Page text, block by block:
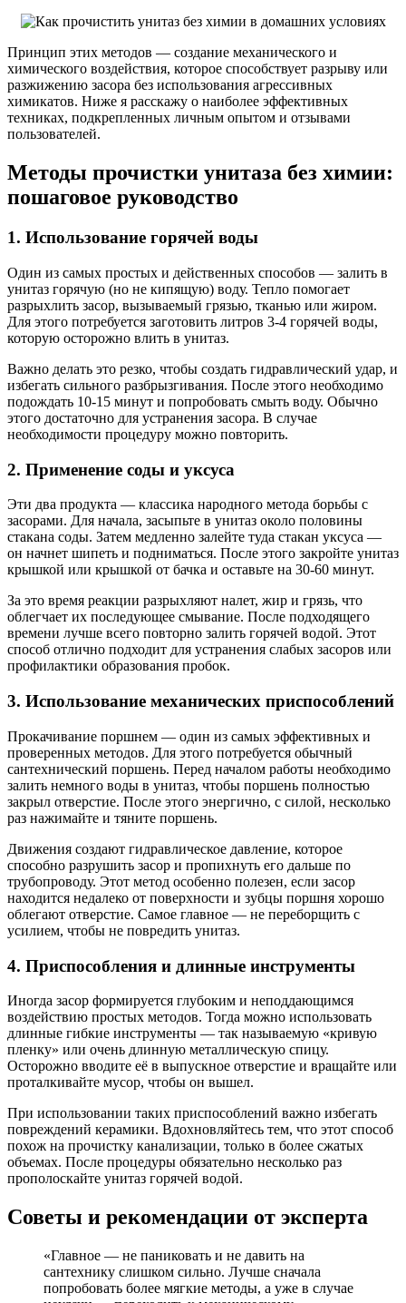
Принцип этих методов — создание механического и
химического воздействия, которое способствует разрыву или
разжижению засора без использования агрессивных
химикатов. Ниже я расскажу о наиболее эффективных
техниках, подкрепленных личным опытом и отзывами
пользователей.
Методы прочистки унитаза без химии:
пошаговое руководство
1. Использование горячей воды
Один из самых простых и действенных способов — залить в
унитаз горячую (но не кипящую) воду. Тепло помогает
разрыхлить засор, вызываемый грязью, тканью или жиром.
Для этого потребуется заготовить литров 3-4 горячей воды,
которую осторожно влить в унитаз.
Важно делать это резко, чтобы создать гидравлический удар, и
избегать сильного разбрызгивания. После этого необходимо
подождать 10-15 минут и попробовать смыть воду. Обычно
этого достаточно для устранения засора. В случае
необходимости процедуру можно повторить.
2. Применение соды и уксуса
Эти два продукта — классика народного метода борьбы с
засорами. Для начала, засыпьте в унитаз около половины
стакана соды. Затем медленно залейте туда стакан уксуса —
он начнет шипеть и подниматься. После этого закройте унитаз
крышкой или крышкой от бачка и оставьте на 30-60 минут.
За это время реакции разрыхляют налет, жир и грязь, что
облегчает их последующее смывание. После подходящего
времени лучше всего повторно залить горячей водой. Этот
способ отлично подходит для устранения слабых засоров или
профилактики образования пробок.
3. Использование механических приспособлений
Прокачивание поршнем — один из самых эффективных и
проверенных методов. Для этого потребуется обычный
сантехнический поршень. Перед началом работы необходимо
залить немного воды в унитаз, чтобы поршень полностью
закрыл отверстие. После этого энергично, с силой, несколько
раз нажимайте и тяните поршень.
Движения создают гидравлическое давление, которое
способно разрушить засор и пропихнуть его дальше по
трубопроводу. Этот метод особенно полезен, если засор
находится недалеко от поверхности и зубцы поршня хорошо
облегают отверстие. Самое главное — не переборщить с
усилием, чтобы не повредить унитаз.
4. Приспособления и длинные инструменты
Иногда засор формируется глубоким и неподдающимся
воздействию простых методов. Тогда можно использовать
длинные гибкие инструменты — так называемую «кривую
пленку» или очень длинную металлическую спицу.
Осторожно вводите её в выпускное отверстие и вращайте или
проталкивайте мусор, чтобы он вышел.
При использовании таких приспособлений важно избегать
повреждений керамики. Вдохновляйтесь тем, что этот способ
похож на прочистку канализации, только в более сжатых
объемах. После процедуры обязательно несколько раз
прополоскайте унитаз горячей водой.
Советы и рекомендации от эксперта
«Главное — не паниковать и не давить на
сантехнику слишком сильно. Лучше сначала
попробовать более мягкие методы, а уже в случае